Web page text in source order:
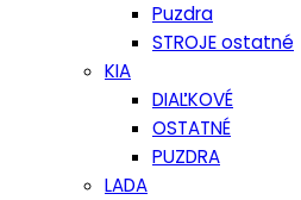
Puzdra
STROJE ostatné
KIA
DIAĽKOVÉ
OSTATNÉ
PUZDRA
LADA